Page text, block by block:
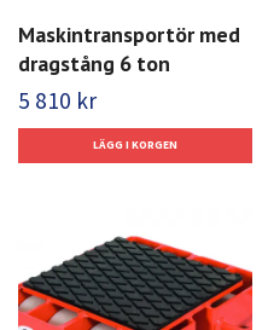
Maskintransportör med
dragstång 6 ton
5 810 kr